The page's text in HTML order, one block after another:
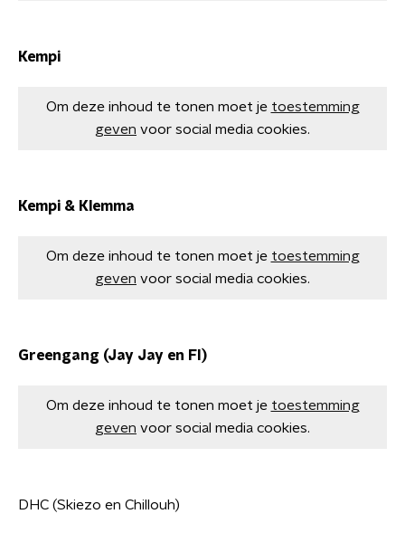
Kempi
Om deze inhoud te tonen moet je toestemming
geven voor social media cookies.
Kempi & Klemma
Om deze inhoud te tonen moet je toestemming
geven voor social media cookies.
Greengang (Jay Jay en FI)
Om deze inhoud te tonen moet je toestemming
geven voor social media cookies.
DHC (Skiezo en Chillouh)